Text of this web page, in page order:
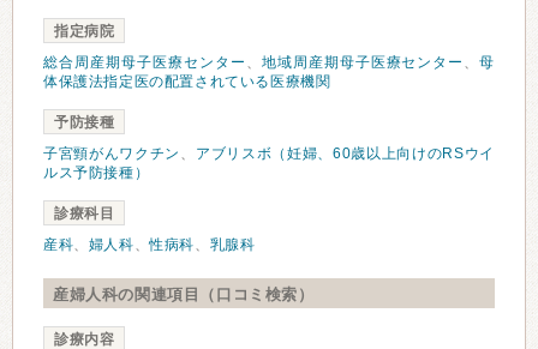
指定病院
総合周産期母子医療センター 、 地域周産期母子医療センター 、母
体保護法指定医の配置されている医療機関
予防接種
子宮頸がんワクチン 、 アブリスボ（妊婦、60歳以上向けのRSウイ
ルス予防接種）
診療科目
産科、 婦人科、性病科、 乳腺科
産婦人科の関連項目（口コミ検索）
診療内容